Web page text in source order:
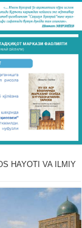
HAYOTI VA ILMIY